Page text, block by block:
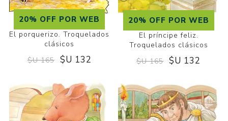
20% OFF POR WEB
El porquerizo. Troquelados
clásicos
$U 165 $U 132
20% OFF POR WEB
El príncipe feliz.
Troquelados clásicos
$U 165 $U 132